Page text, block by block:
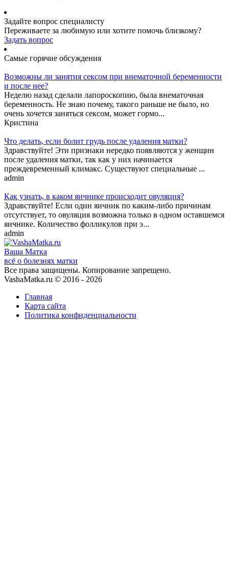
Задайте вопрос специалисту
Переживаете за любимую или хотите помочь близкому?
Задать вопрос
Самые горячие обсуждения
Возможны ли занятия сексом при внематочной беременности
и после нее?
Неделю назад сделали лапороскопию, была внематочная
беременность. Не знаю почему, такого раньше не было, но
очень хочется заняться сексом, может гормо...
Кристина
Что делать, если болит грудь после удаления матки?
Здравствуйте! Эти признаки нередко появляются у женщин
после удаления матки, так как у них начинается
преждевременный климакс. Существуют специальные ...
admin
Как узнать, в каком яичнике происходит овуляция?
Здравствуйте! Если один яичник по каким-либо причинам
отсутствует, то овуляция возможна только в одном оставшемся
яичнике. Количество фолликулов при э...
admin
Ваша Матка
всё о болезнях матки
Все права защищены. Копирование запрещено.
VashaMatka.ru © 2016 - 2026
Главная
Карта сайта
Политика конфиденциальности